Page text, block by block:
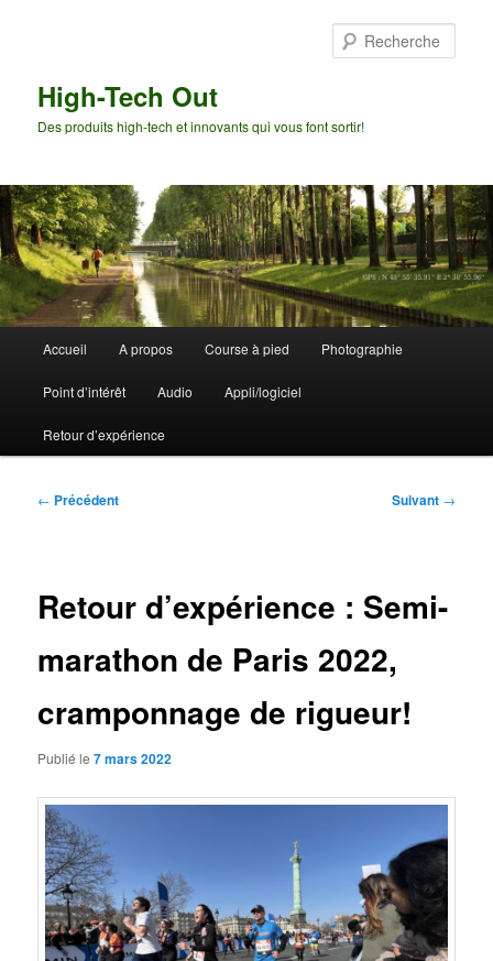
High-Tech Out
Des produits high-tech et innovants qui vous font sortir!
principal
Accueil A propos Course à pied Photographie
Point d’intérêt Audio Appli/logiciel
Retour d’expérience
Navigation
← Précédent Suivant →
Retour d’expérience : Semi-
marathon de Paris 2022,
cramponnage de rigueur!
Publié le7 mars 2022